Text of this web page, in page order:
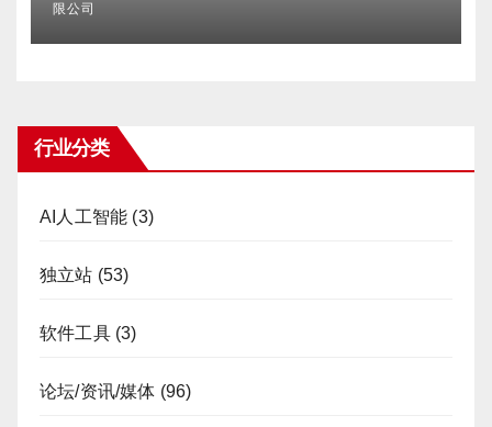
限公司
行业分类
AI人工智能 (3)
独立站 (53)
软件工具(3)
论坛/资讯/媒体 (96)